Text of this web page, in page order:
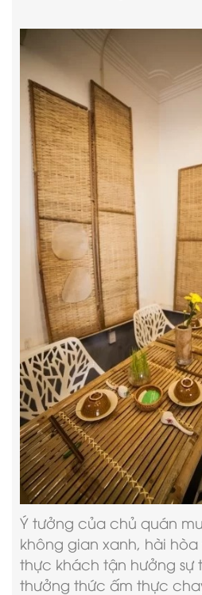
Ý tưởng của chủ quán
không gian xanh, hài
thực khách tận hưởng sự
thưởng thức ấm thực